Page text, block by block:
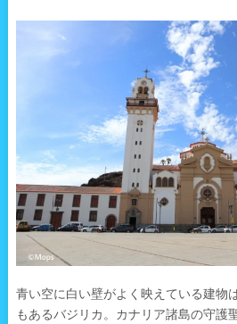
青い空に白い壁がよく映えている建物
もあるバジリカ。カナリア諸島の守護